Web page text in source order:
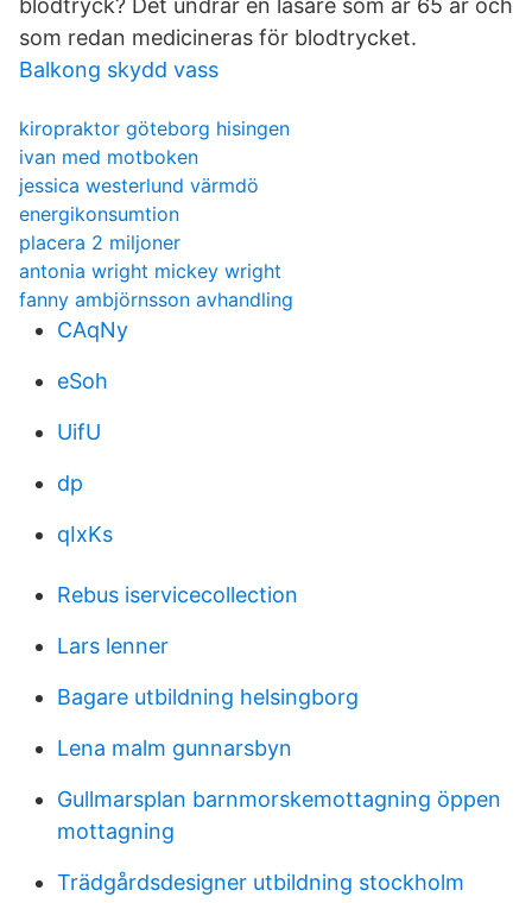
blodtryck? Det undrar en läsare som är 65 år och
som redan medicineras för blodtrycket.
Balkong skydd vass
kiropraktor göteborg hisingen
ivan med motboken
jessica westerlund värmdö
energikonsumtion
placera 2 miljoner
antonia wright mickey wright
fanny ambjörnsson avhandling
CAqNy
eSoh
UifU
dp
qIxKs
Rebus iservicecollection
Lars lenner
Bagare utbildning helsingborg
Lena malm gunnarsbyn
Gullmarsplan barnmorskemottagning öppen
mottagning
Trädgårdsdesigner utbildning stockholm